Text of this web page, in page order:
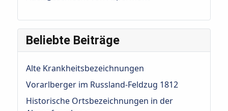
Beliebte Beiträge
Alte Krankheitsbezeichnungen
Vorarlberger im Russland-Feldzug 1812
Historische Ortsbezeichnungen in der